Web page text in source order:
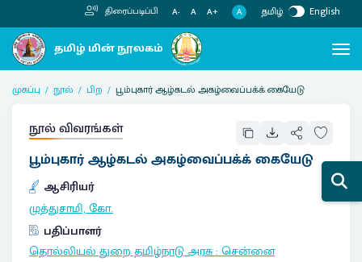
திரைப்படிப்பி A- A A+ A தமிழ் English
முகப்பு நூல் பிற பூம்புகார் ஆழ்கடல் அகழ்வைப்பக்க் கையேடு
நூல் விவரங்கள்
பூம்புகார் ஆழ்கடல் அகழ்வைப்பக்க் கையேடு
ஆசிரியர்
முத்துசாமி, கோ.
பதிப்பாளர்
தொல்லியல் துறை தமிழ்நாடு அரசு:சென்னை